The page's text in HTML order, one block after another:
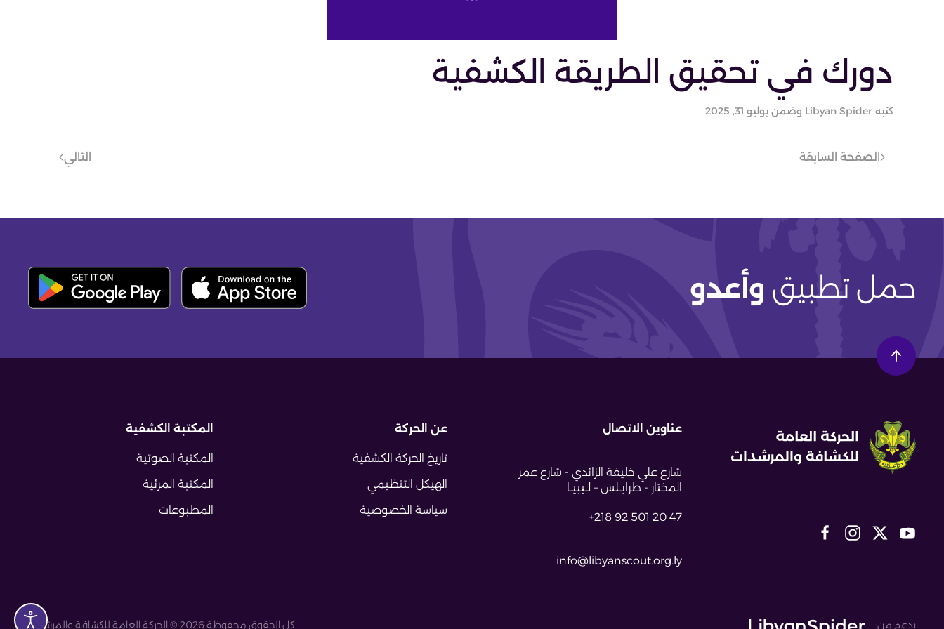
دورك في تحقيق الطريقة الكشفية
كتبه Libyan Spider وضمن يوليو 31, 2025 .
الصفحة السابقة التالي
حمل تطبيق وأعدو
عناوين الاتصال
شارع علي خليفة الزائدي - شارع عمر
المختار - طرابــلس – لــيبيــا
+218 92 501 20 47
info@libyanscout.org.ly
عن الحركة
تاريخ الحركة الكشفية
الهيكل التنظيمي
سياسة الخصوصية
المكتبة الكشفية
المكتبة الصوتية
المكتبة المرئية
المطبوعات
بدعم من: كل الحقوق محفوظة 2026 © الحركة العامة للكشافة والمرشدات